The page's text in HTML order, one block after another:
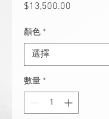
$13,500.00
顏色 *
數量 *